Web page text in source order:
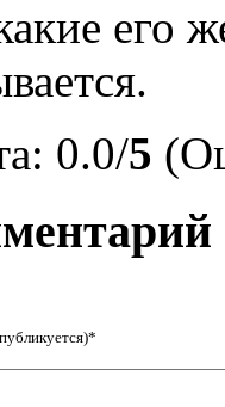
его
0.0/5